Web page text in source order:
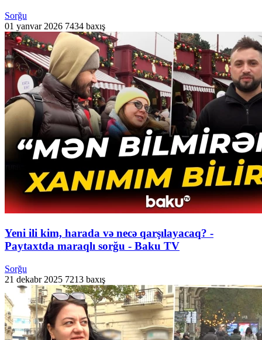
Sorğu
01 yanvar 2026 7434 baxış
Yeni ili kim, harada və necə qarşılayacaq? -
Paytaxtda maraqlı sorğu - Baku TV
Sorğu
21 dekabr 2025 7213 baxış